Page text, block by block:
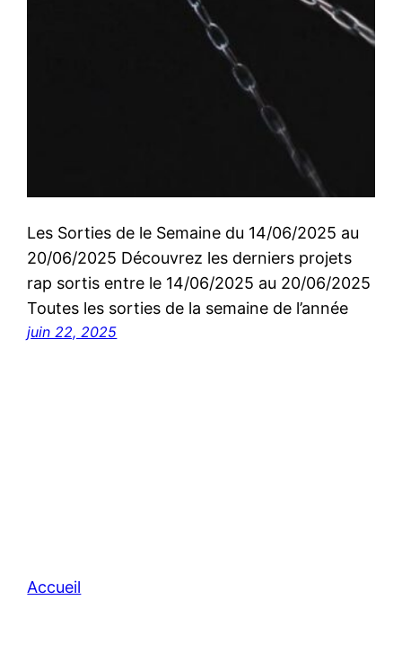
Les Sorties de le Semaine du 14/06/2025 au
20/06/2025 Découvrez les derniers projets
rap sortis entre le 14/06/2025 au 20/06/2025
Toutes les sorties de la semaine de l’année
juin 22, 2025
Accueil